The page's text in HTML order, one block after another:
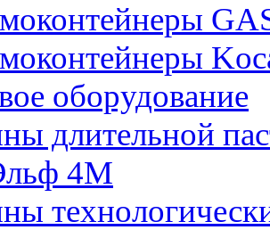
оборудование
длительной
4М